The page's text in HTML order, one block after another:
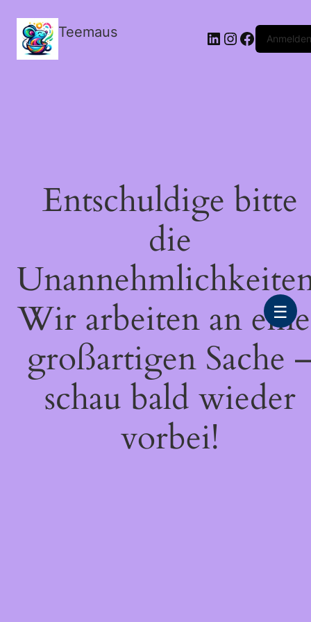
Teemaus LinkedIn
Instagram
FacebookAnmelden
Entschuldige bitte
die
Wir arbeiten an
großartigen Sache
schau bald wieder
vorbei!
☰